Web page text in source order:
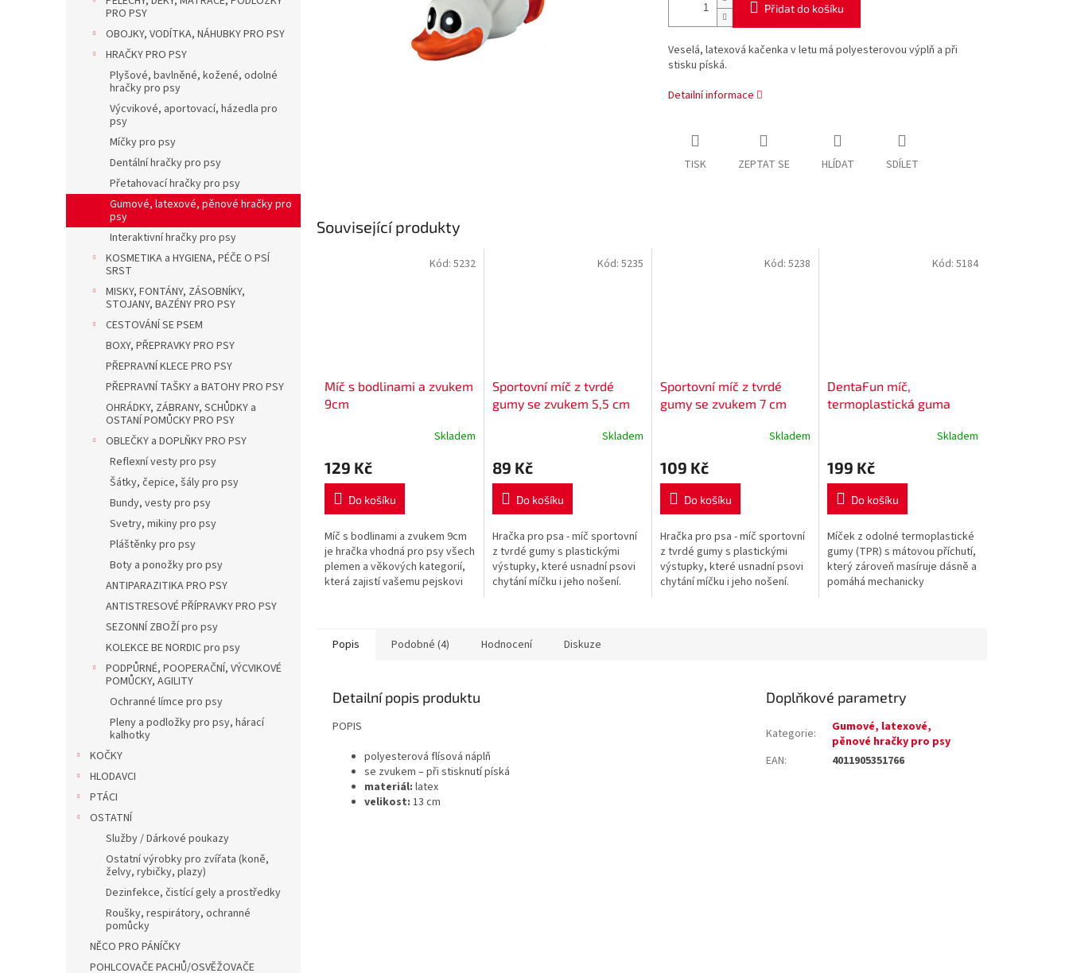
PRO PSY
OBOJKY, VODÍTKA, NÁHUBKY PRO PSY
HRAČKY PRO PSY
Plyšové, bavlněné, kožené, odolné
hračky pro psy
Výcvikové, aportovací, házedla pro
psy
Míčky pro psy
Dentální hračky pro psy
Přetahovací hračky pro psy
Gumové, latexové, pěnové hračky pro
psy
Interaktivní hračky pro psy
KOSMETIKA a HYGIENA, PÉČE O PSÍ
SRST
MISKY, FONTÁNY, ZÁSOBNÍKY,
STOJANY, BAZÉNY PRO PSY
CESTOVÁNÍ SE PSEM
BOXY, PŘEPRAVKY PRO PSY
PŘEPRAVNÍ KLECE PRO PSY
PŘEPRAVNÍ TAŠKY a BATOHY PRO PSY
OHRÁDKY, ZÁBRANY, SCHŮDKY a
OSTANÍ POMŮCKY PRO PSY
OBLEČKY a DOPLŇKY PRO PSY
Reflexní vesty pro psy
Šátky, čepice, šály pro psy
Bundy, vesty pro psy
Svetry, mikiny pro psy
Pláštěnky pro psy
Boty a ponožky pro psy
ANTIPARAZITIKA PRO PSY
ANTISTRESOVÉ PŘÍPRAVKY PRO PSY
SEZONNÍ ZBOŽÍ pro psy
KOLEKCE BE NORDIC pro psy
PODPŮRNÉ, POOPERAČNÍ, VÝCVIKOVÉ
POMŮCKY, AGILITY
Ochranné límce pro psy
Pleny a podložky pro psy, hárací
kalhotky
KOČKY
HLODAVCI
PTÁCI
OSTATNÍ
Služby / Dárkové poukazy
Ostatní výrobky pro zvířata (koně,
želvy, rybičky, plazy)
Dezinfekce, čistící gely a prostředky
Roušky, respirátory, ochranné
pomůcky
NĚCO PRO PÁNÍČKY
POHLCOVAČE PACHŮ/OSVĚŽOVAČE
Přidat do košíku
Veselá, latexová kačenka v letu má polyesterovou výplň a při
stisku píská.
Detailní informace
TISK ZEPTAT SE HLÍDAT SDÍLET
Související produkty
Míč s bodlinami a zvukem
9cm
Skladem
129 Kč
Do košíku
Míč s bodlinami a zvukem 9cm
je hračka vhodná pro psy všech
plemen a věkových kategorií,
která zajistí vašemu pejskovi
Kód: 5232
Sportovní míč z tvrdé
gumy se zvukem 5,5 cm
Skladem
89 Kč
Do košíku
Hračka pro psa - míč sportovní
z tvrdé gumy s plastickými
výstupky, které usnadní psovi
chytání míčku i jeho nošení.
Kód: 5235
Sportovní míč z tvrdé
gumy se zvukem 7 cm
Skladem
109 Kč
Do košíku
Hračka pro psa - míč sportovní
z tvrdé gumy s plastickými
výstupky, které usnadní psovi
chytání míčku i jeho nošení.
Kód:5238
DentaFun míč,
termoplastická guma
Skladem
199 Kč
Do košíku
Míček z odolné termoplastické
gumy (TPR) s mátovou příchutí,
který zároveň masíruje dásně a
pomáhá mechanicky
Kód: 5184
Popis Podobné (4) Hodnocení Diskuze
Detailní popis produktu
POPIS
polyesterová flísová náplň
se zvukem – při stisknutí píská
materiál: latex
velikost: 13 cm
Doplňkové parametry
Kategorie:
Gumové, latexové,
pěnové hračky pro psy
EAN: 4011905351766